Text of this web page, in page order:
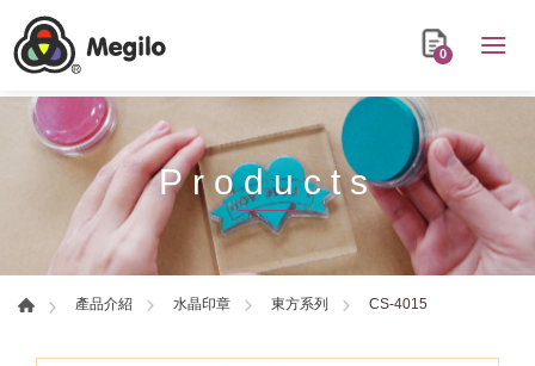
0
Products
產品介紹 水晶印章 東方系列 CS-4015